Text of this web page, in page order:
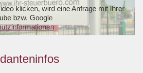
klicken, wird eine Anfrage mit Ihrer
bzw. Google